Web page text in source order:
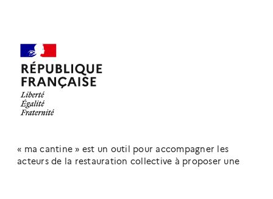
« ma cantine » est un outil pour accompagner les
acteurs de la restauration collective à proposer une